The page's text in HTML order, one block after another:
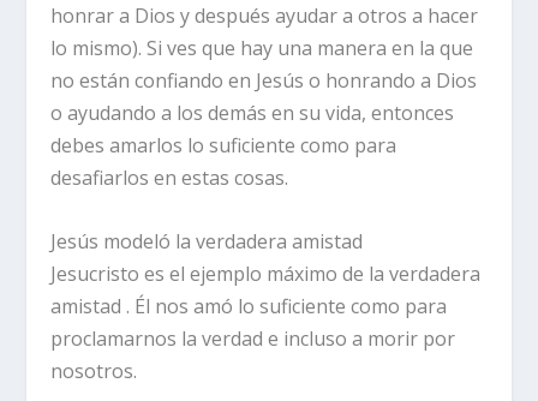
honrar a Dios y después ayudar a otros a hacer
lo mismo). Si ves que hay una manera en la que
no están confiando en Jesús o honrando a Dios
o ayudando a los demás en su vida, entonces
debes amarlos lo suficiente como para
desafiarlos en estas cosas.
Jesús modeló la verdadera amistad
Jesucristo es el ejemplo máximo de la verdadera
amistad . Él nos amó lo suficiente como para
proclamarnos la verdad e incluso a morir por
nosotros.